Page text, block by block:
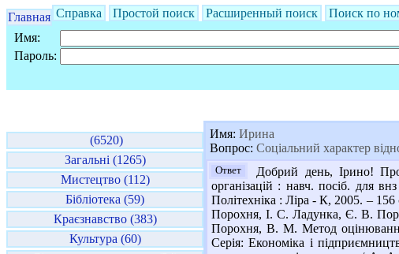
Главная Справка Простой поиск Расширенный поиск Поиск по
Имя:
Пароль:
(6520)
Загальні (1265)
Мистецтво (112)
Бібліотека (59)
Краєзнавство (383)
Культура (60)
Имя: Ирина
Вопрос: Соціальний характер
Ответ
Добрий день, Ірино!
організацій : навч. посіб. для
Політехніка : Ліра - К, 2005. –
Порохня, І. С. Ладунка, Є. В.
Порохня, В. М. Метод
Серія: Економіка і